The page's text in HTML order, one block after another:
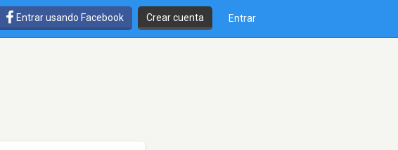
Entrar usando Facebook Crear cuenta Entrar